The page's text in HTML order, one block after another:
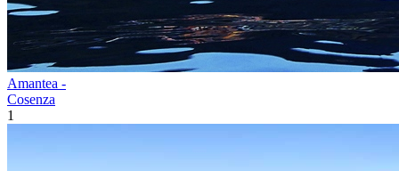
Amantea -
Cosenza
1